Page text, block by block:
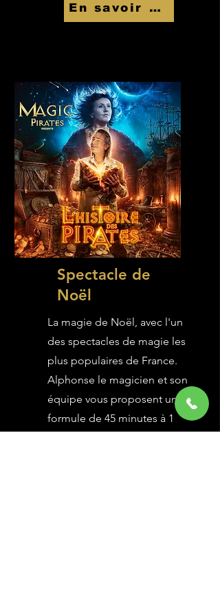
En savoir Plus
Spectacle de
Noël
La magie de Noël, avec l'un
des spectacles de magie les
plus populaires de France.
Alphonse le magicien et son
équipe vous proposent une
formule de 45 minutes à 1